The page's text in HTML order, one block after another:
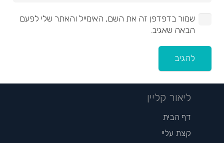
שמור בדפדפן זה את השם, האימייל והאתר שלי לפעם
הבאה שאגיב.
להגיב
ליאור קליין
דף הבית
קצת עליי